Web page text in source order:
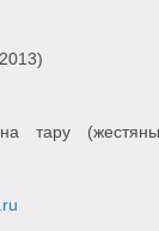
тару